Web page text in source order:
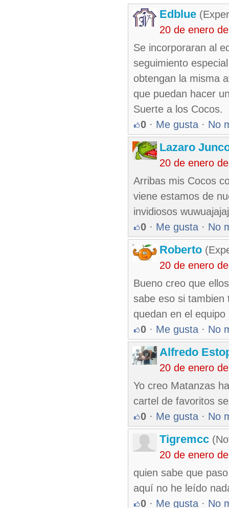
Edblue
20 de enero
Se incorporaran al
seguimiento
obtengan la misma
que puedan hacer
Suerte a los Cocos.
0 · Me gusta · No
Lazaro
20 de enero
Arribas mis Cocos
viene estamos de
invidiosos
0 · Me gusta · No
Roberto
20 de enero
Bueno creo que
sabe eso si tambien
quedan en el equipo
0 · Me gusta · No
Alfredo
20 de enero
Yo creo Matanzas
cartel de favoritos
0 · Me gusta · No
Tigremcc
20 de enero
quien sabe que
aquí no he leído
0 · Me gusta · No